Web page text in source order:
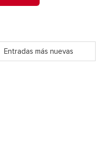
Entradas más nuevas